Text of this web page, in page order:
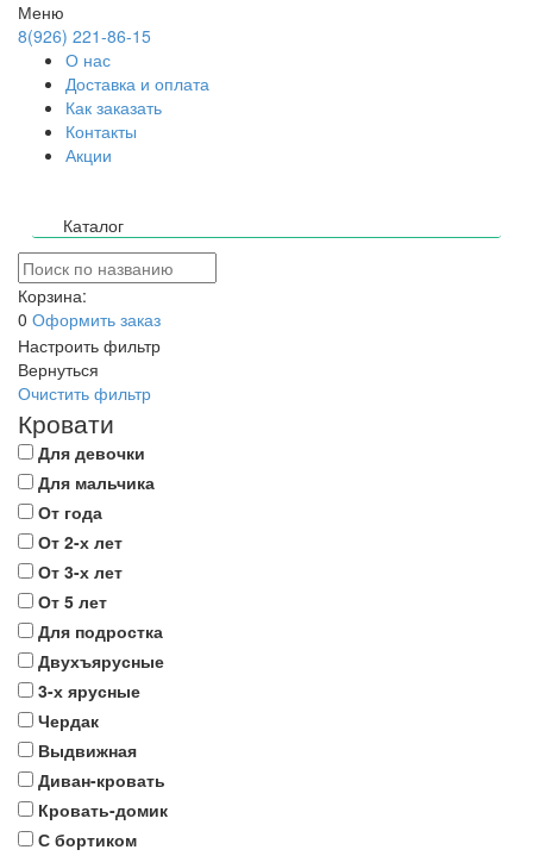
Меню
8(926) 221-86-15
О нас
Доставка и оплата
Как заказать
Контакты
Акции
Каталог
Корзина:
0 Оформить заказ
Настроить фильтр
Вернуться
Очистить фильтр
Кровати
Для девочки
Для мальчика
От года
От 2-х лет
От 3-х лет
От 5 лет
Для подростка
Двухъярусные
3-х ярусные
Чердак
Выдвижная
Диван-кровать
Кровать-домик
С бортиком